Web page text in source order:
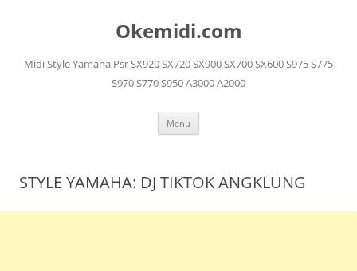
Okemidi.com
Midi Style Yamaha Psr SX920 SX720 SX900 SX700 SX600 S975 S775
S970 S770 S950 A3000 A2000
Menu
STYLE YAMAHA: DJ TIKTOK ANGKLUNG